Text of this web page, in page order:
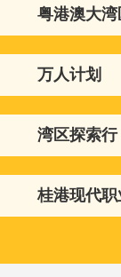
粤港澳大
万人计划
湾区探索行
桂港现代